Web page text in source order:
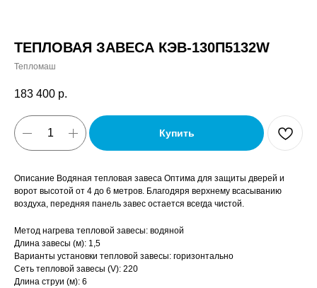
ТЕПЛОВАЯ ЗАВЕСА КЭВ-130П5132W
Тепломаш
183 400 р.
Купить
Описание Водяная тепловая завеса Оптима для защиты дверей и
ворот высотой от 4 до 6 метров. Благодяря верхнему всасыванию
воздуха, передняя панель завес остается всегда чистой.
Метод нагрева тепловой завесы: водяной
Длина завесы (м): 1,5
Варианты установки тепловой завесы: горизонтально
Сеть тепловой завесы (V): 220
Длина струи (м): 6